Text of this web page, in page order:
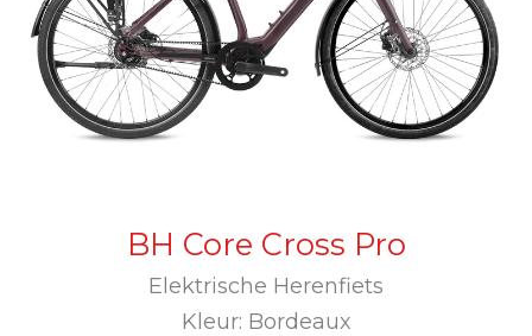
BH Core Cross Pro
Elektrische Herenfiets
Kleur: Bordeaux